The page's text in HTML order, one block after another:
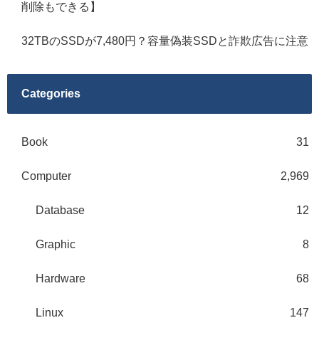
削除もできる】
32TBのSSDが7,480円？容量偽装SSDと詐欺広告に注意
Categories
Book 31
Computer 2,969
Database 12
Graphic 8
Hardware 68
Linux 147